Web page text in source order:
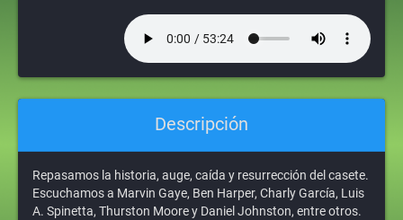
Descripción
Repasamos la historia, auge, caída y resurrección del casete.
Escuchamos a Marvin Gaye, Ben Harper, Charly García, Luis
A. Spinetta, Thurston Moore y Daniel Johnston, entre otros.